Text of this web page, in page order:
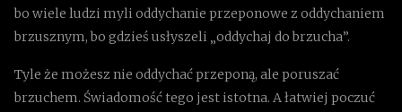
bo wiele ludzi myli oddychanie przeponowe z oddychaniem
brzusznym, bo gdzieś usłyszeli „oddychaj do brzucha”.
Tyle że możesz nie oddychać przeponą, ale poruszać
brzuchem. Świadomość tego jest istotna. A łatwiej poczuć